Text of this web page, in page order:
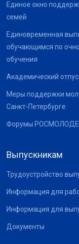
Единое окно
семей
Единовременная
обучающимся по
обучения
Академический
Меры поддержки
Санкт-Петербурге
Форумы
Выпускникам
Трудоустройство
Информация для
Информация для
Документы